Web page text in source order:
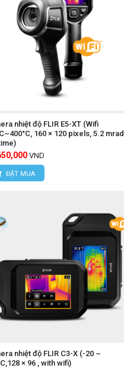
có).
tiếp với chúng tôi:
Nội
nhiệt độ FLIR E5-XT (Wifi
160 × 120 pixels, 5.2 mrad,
VND
ĐẶT MUA
nhiệt độ FLIR C3-X (-20 ~
× 96 , with wifi)